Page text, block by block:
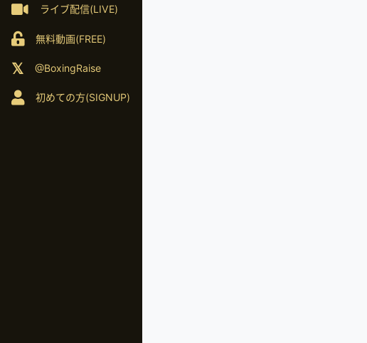
ライブ配信(LIVE)
無料動画(FREE)
@BoxingRaise
初めての方(SIGNUP)